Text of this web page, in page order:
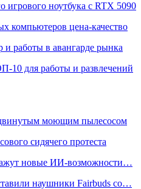
игрового ноутбука с RTX 5090
цена-качество
работы в авангарде рынка
10 для работы и развлечений
моющим пылесосом
сидячего протеста
новые ИИ-возможности…
наушники Fairbuds со…